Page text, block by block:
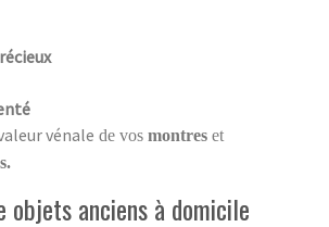
vénale de vos montres et
objets anciens à domicile